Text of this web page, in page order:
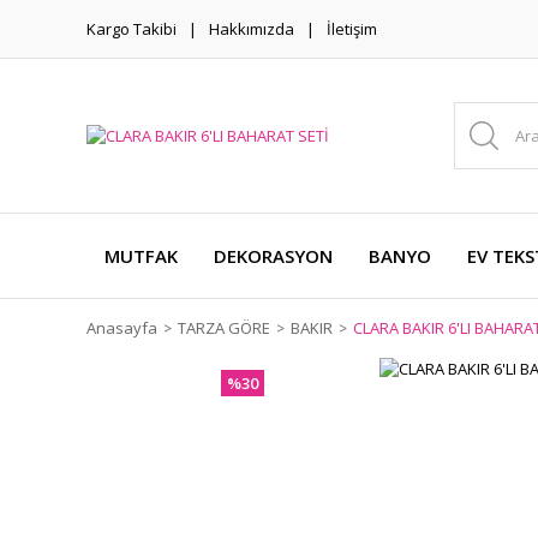
Kargo Takibi Hakkımızda İletişim
MUTFAK DEKORASYON BANYO EV
Anasayfa TARZA GÖRE BAKIR CLARA BAKIR 6'LI
%30